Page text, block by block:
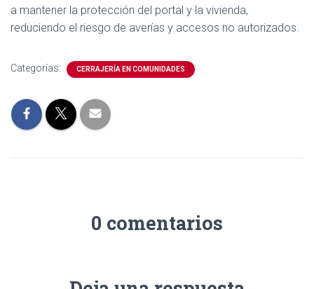
a mantener la protección del portal y la vivienda,
reduciendo el riesgo de averías y accesos no autorizados.
Categorías: CERRAJERÍA EN COMUNIDADES
0 comentarios